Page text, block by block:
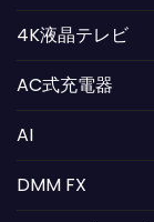
4K液晶テレビ
AC式充電器
AI
DMM FX